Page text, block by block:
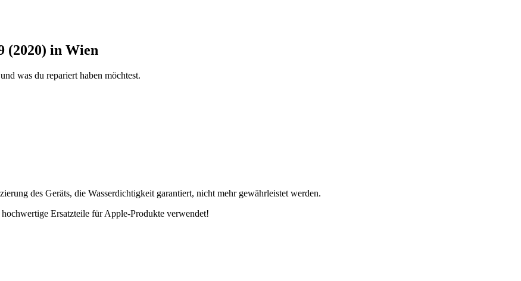
(2020) in Wien
was du repariert haben möchtest.
des Geräts, die Wasserdichtigkeit garantiert, nicht mehr gewährleistet werden.
Ersatzteile für Apple-Produkte verwendet!